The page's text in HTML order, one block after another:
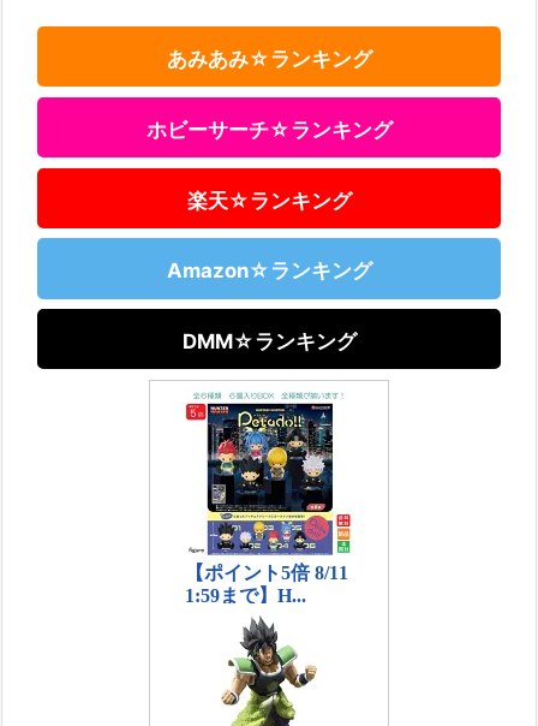
あみあみ☆ランキング
ホビーサーチ☆ランキング
楽天☆ランキング
Amazon☆ランキング
DMM☆ランキング